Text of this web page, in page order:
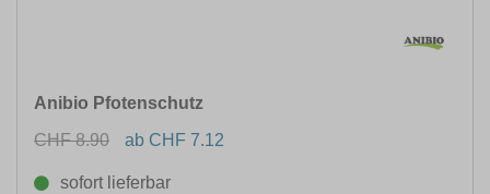
Anibio Pfotenschutz
CHF 8.90
ab CHF 7.12
sofort lieferbar